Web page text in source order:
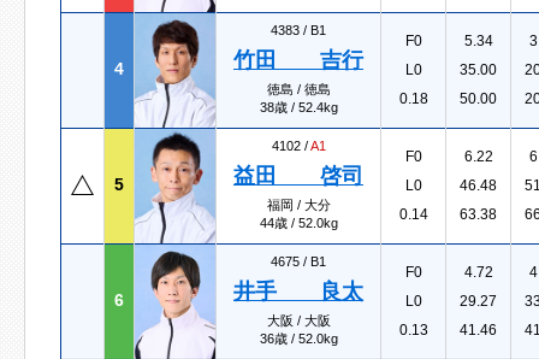
4
4383 / B1
竹田 吉行
徳島 / 徳島
38歳 / 52.4kg
F0
L0
0.18
5.34
35.00
50.00
5
4102 /A1
益田 啓司
福岡 / 大分
44歳 / 52.0kg
F0
L0
0.14
6.22
46.48
63.38
6
4675 / B1
井手 良太
大阪 / 大阪
36歳 / 52.0kg
F0
L0
0.13
4.72
29.27
41.46